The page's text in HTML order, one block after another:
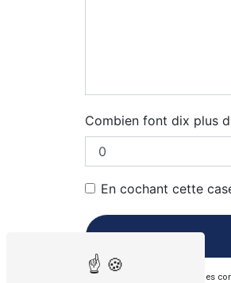
Combien font dix plus
En cochant cette
** Les données personnelles